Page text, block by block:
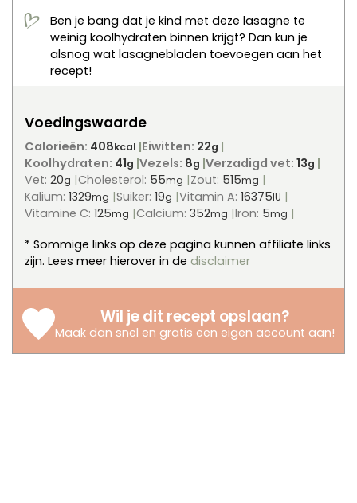
Ben je bang dat je kind met deze lasagne te
weinig koolhydraten binnen krijgt? Dan kun je
alsnog wat lasagnebladen toevoegen aan het
recept!
Voedingswaarde
Calorieën: 408kcal
Koolhydraten: 41g
Eiwitten: 22g
Vet: 20g
Verzadigd vet: 13g
Cholesterol: 55mg Zout: 515mg
Kalium: 1329mg
Vezels: 8g
Suiker: 19g Vitamin A: 16375IU
Vitamine C: 125mg Calcium: 352mg Iron: 5mg
* Sommige links op deze pagina kunnen affiliate links
zijn. Lees meer hierover in de
disclaimer
Wil je dit recept opslaan?
Maak dan snel en gratis een eigen account aan!